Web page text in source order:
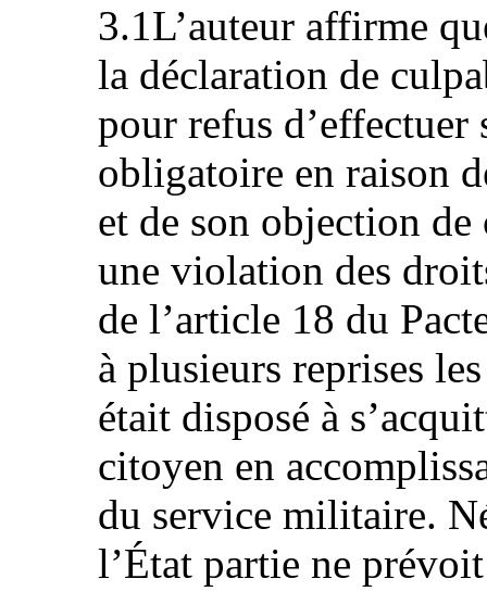
3.1L’auteur affirme
la déclaration de
pour refus
obligatoire en raison
et de son objection
une violation des
de l’article 18 du
à plusieurs reprises
était disposé à
citoyen en
du service militaire.
l’État partie ne